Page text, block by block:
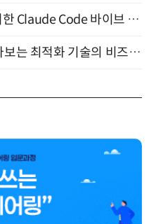
"모든 담당자(비개발자)를 위한 Claude Code 바이브 코딩 2-day 부트캠프" 9월 16~17일 개최
[올쇼TV] Gurobi와 함께 알아보는 최적화 기술의 비즈니스 활용 (8월 20일 생방송)